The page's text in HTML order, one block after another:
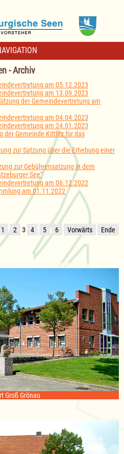
- Archiv
am 05.12.2023
am 13.09.2023
der Gemeindevertretung am
am 04.04.2023
am 24.01.2023
der Gemeinde Kittlitz für das
zur Satzung über die Erhebung einer
zur Gebührensatzung in dem
See"
am 06.12.2022
am 01.11.2022
1 2 3 4 5 6 Vorwärts Ende
Groß Grönau